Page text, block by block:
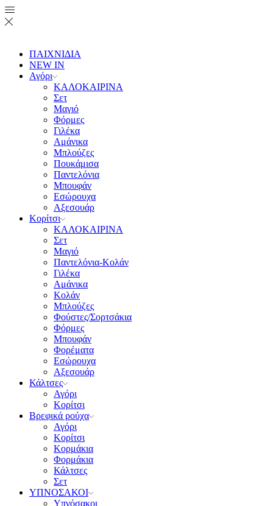
ΠΑΙΧΝΙΔΙΑ
NEW IN
Αγόρι
ΚΑΛΟΚΑΙΡΙΝΑ
Σετ
Μαγιό
Φόρμες
Γιλέκα
Αμάνικα
Μπλούζες
Πουκάμισα
Παντελόνια
Μπουφάν
Εσώρουχα
Αξεσουάρ
Κορίτσι
ΚΑΛΟΚΑΙΡΙΝΑ
Σετ
Μαγιό
Παντελόνια-Κολάν
Γιλέκα
Αμάνικα
Κολάν
Μπλούζες
Φούστες/Σορτσάκια
Φόρμες
Μπουφάν
Φορέματα
Εσώρουχα
Αξεσουάρ
Κάλτσες
Αγόρι
Κορίτσι
Βρεφικά ρούχα
Αγόρι
Κορίτσι
Κορμάκια
Φορμάκια
Κάλτσες
Σετ
ΥΠΝΟΣΑΚΟΙ
Υπνόσακοι